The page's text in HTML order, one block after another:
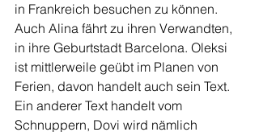
in Frankreich besuchen zu können.
Auch Alina fährt zu ihren Verwandten,
in ihre Geburtstadt Barcelona. Oleksi
ist mittlerweile geübt im Planen von
Ferien, davon handelt auch sein Text.
Ein anderer Text handelt vom
Schnuppern, Dovi wird nämlich